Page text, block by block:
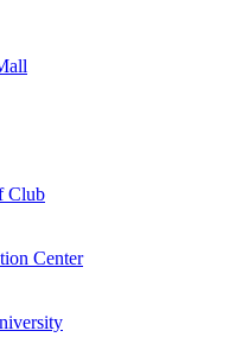
Club
Center